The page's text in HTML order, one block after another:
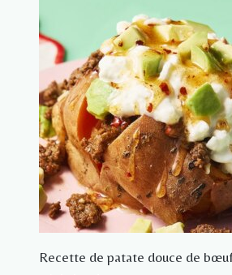
Recette de patate douce de